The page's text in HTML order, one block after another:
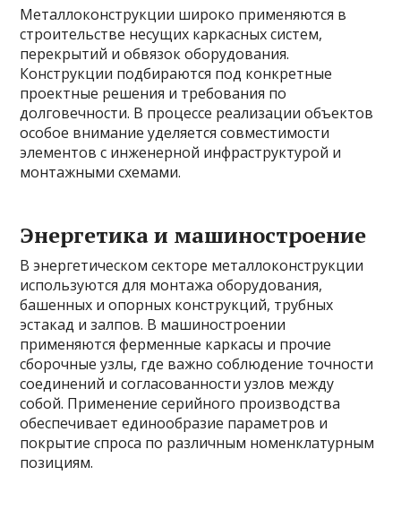
Металлоконструкции широко применяются в
строительстве несущих каркасных систем,
перекрытий и обвязок оборудования.
Конструкции подбираются под конкретные
проектные решения и требования по
долговечности. В процессе реализации объектов
особое внимание уделяется совместимости
элементов с инженерной инфраструктурой и
монтажными схемами.
Энергетика и машиностроение
В энергетическом секторе металлоконструкции
используются для монтажа оборудования,
башенных и опорных конструкций, трубных
эстакад и залпов. В машиностроении
применяются ферменные каркасы и прочие
сборочные узлы, где важно соблюдение точности
соединений и согласованности узлов между
собой. Применение серийного производства
обеспечивает единообразие параметров и
покрытие спроса по различным номенклатурным
позициям.